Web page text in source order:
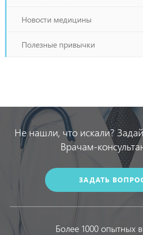
Новости медицины
Полезные привычки
Не нашли, что искали?
Врачам-
ЗАДАТЬ
Более 1000 опытных